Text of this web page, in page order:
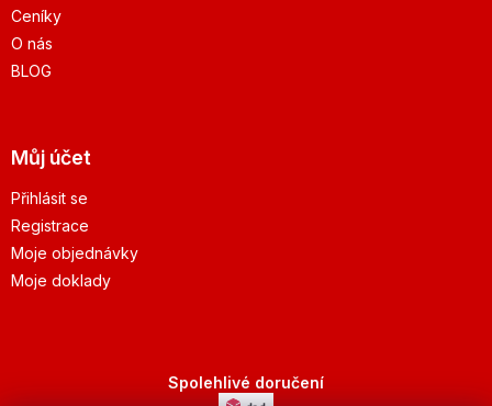
Ceníky
O nás
BLOG
Můj účet
Přihlásit se
Registrace
Moje objednávky
Moje doklady
Spolehlivé doručení